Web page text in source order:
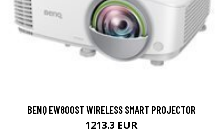
BENQ EW800ST WIRELESS SMART PROJECTOR
1213.3 EUR